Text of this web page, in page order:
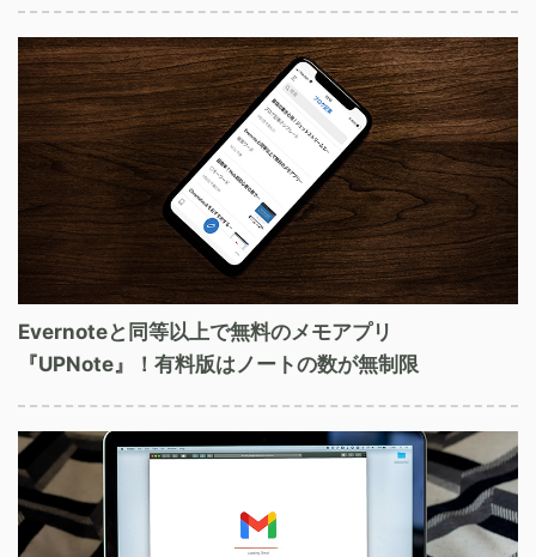
Evernoteと同等以上で無料のメモアプリ
『UPNote』！有料版はノートの数が無制限